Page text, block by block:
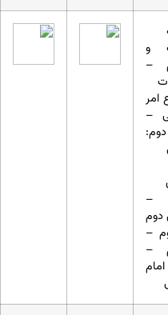
و
–
امر
–
دوم:
–
دوم
–
–